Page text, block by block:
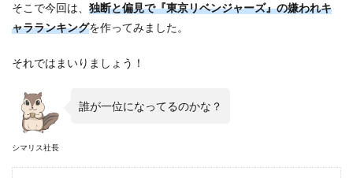
そこで今回は、 独断と偏見で『東京リベンジャーズ』の嫌われキ
ャラランキングを作ってみました。
それではまいりましょう！
シマリス社長
誰が一位になってるのかな？